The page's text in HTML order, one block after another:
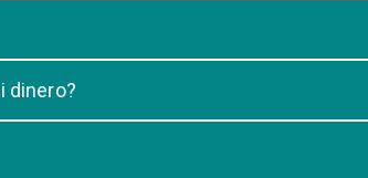
dinero?